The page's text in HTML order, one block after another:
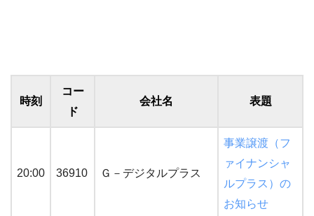
時刻
コー
ド
会社名 表題
20:00 36910 Ｇ－デジタルプラス
事業譲渡（フ
ァイナンシャ
ルプラス）の
お知らせ